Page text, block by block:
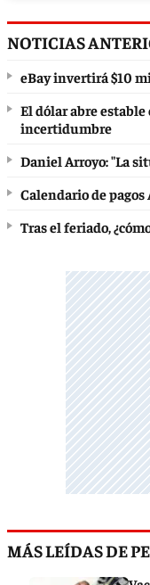
NOTICIAS
eBay invertirá $10
El dólar abre
incertidumbre
Daniel Arroyo: "La
Calendario de pagos
Tras el feriado,
MÁS LEÍDAS DE